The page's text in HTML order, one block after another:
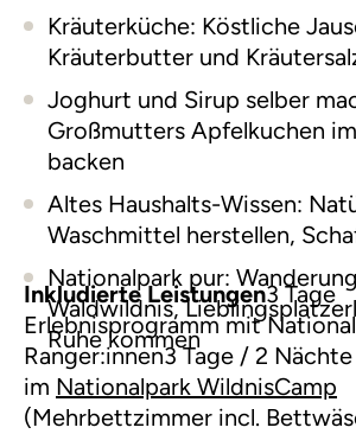
Kräuterküche: Köstliche
Kräuterbutter und
Joghurt und Sirup selber
Großmutters Apfelkuchen
backen
Altes Haushalts-Wissen:
Waschmittel herstellen,
Nationalpark pur:
Waldwildnis,
Ruhe kommen
Inkludierte Leistungen3 Tage
Erlebnisprogramm mit
Ranger:innen3 Tage / 2
im Nationalpark WildnisCamp
(Mehrbettzimmer incl.